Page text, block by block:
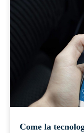
Come la